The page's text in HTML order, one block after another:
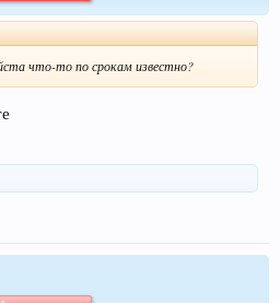
что-то по срокам известно?